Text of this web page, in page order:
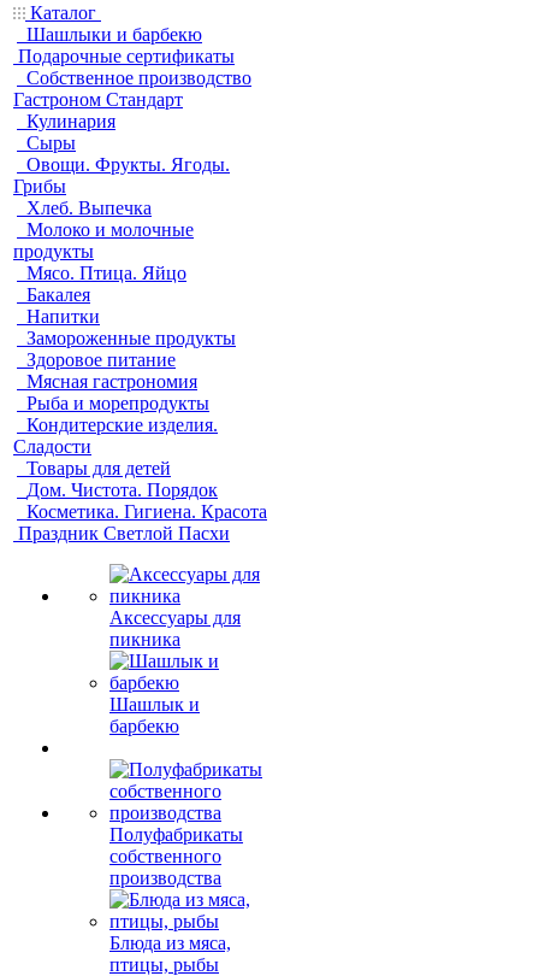
Каталог
Шашлыки и барбекю
Подарочные сертификаты
Собственное производство
Гастроном Стандарт
Кулинария
Сыры
Овощи. Фрукты. Ягоды.
Грибы
Хлеб. Выпечка
Молоко и молочные
продукты
Мясо. Птица. Яйцо
Бакалея
Напитки
Замороженные продукты
Здоровое питание
Мясная гастрономия
Рыба и морепродукты
Кондитерские изделия.
Сладости
Товары для детей
Дом. Чистота. Порядок
Косметика. Гигиена. Красота
Праздник Светлой Пасхи
Аксессуары для
пикника
Шашлык и
барбекю
Полуфабрикаты
собственного
производства
Блюда из мяса,
птицы, рыбы